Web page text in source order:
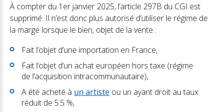
À compter du 1er janvier 2025, l’article 297B du CGI est
supprimé. Il n’est donc plus autorisé d’utiliser le régime de
la marge lorsque le bien, objet de la vente :
Fait l’objet d’une importation en France,
Fait l’objet d’un achat européen hors taxe (régime
de l’acquisition intracommunautaire),
A été acheté à un artiste ou un ayant droit au taux
réduit de 5.5 %,